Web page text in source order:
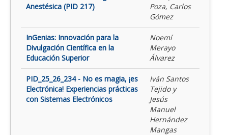
Anestésica (PID 217)
Poza, Carlos
Gómez
InGenias: Innovación para la
Divulgación Científica en la
Educación Superior
Noemí
Merayo
Álvarez
PID_25_26_234 - No es magia, ¡es
Electrónica! Experiencias prácticas
con Sistemas Electrónicos
Iván Santos
Tejido y
Jesús
Manuel
Hernández
Mangas